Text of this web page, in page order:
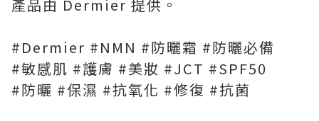
產品由 Dermier 提供。
#Dermier #NMN #防曬霜 #防曬必備
#敏感肌 #護膚 #美妝 #JCT #SPF50
#防曬 #保濕 #抗氧化 #修復 #抗菌